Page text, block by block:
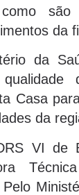
da
da
Casa
da
VI de